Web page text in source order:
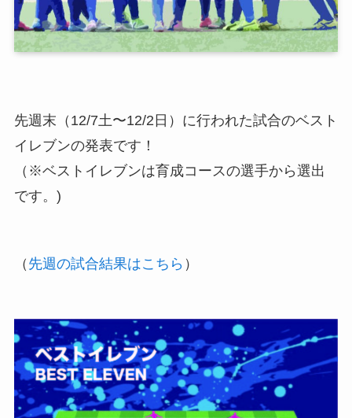
先週末（12/7土〜12/2日）に行われた試合のベスト
イレブンの発表です！
（※ベストイレブンは育成コースの選手から選出
です。)
（ 先週の試合結果はこちら ）